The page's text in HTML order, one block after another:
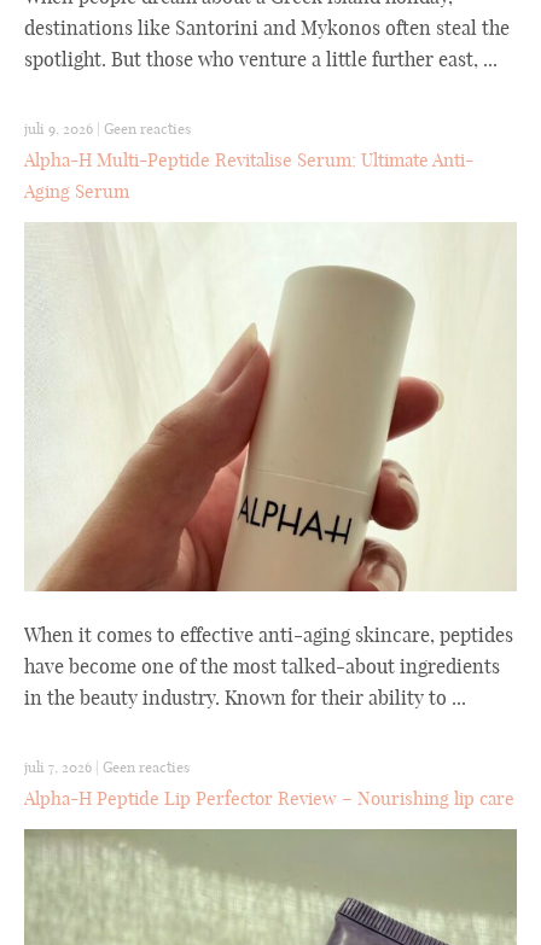
destinations like Santorini and Mykonos often steal the
spotlight. But those who venture a little further east, ...
juli 9, 2026 Geen reacties
Alpha-H Multi-Peptide Revitalise Serum: Ultimate Anti-
Aging Serum
When it comes to effective anti-aging skincare, peptides
have become one of the most talked-about ingredients
in the beauty industry. Known for their ability to ...
juli 7, 2026 | Geen reacties
Alpha-H Peptide Lip Perfector Review – Nourishing lip care